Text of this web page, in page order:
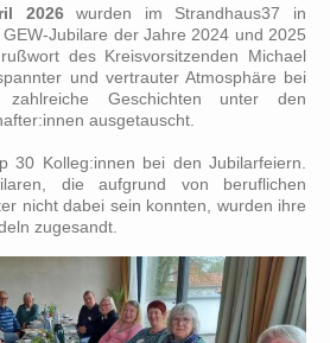
2026wurden im Strandhaus37 in
Jubilare der Jahre 2024 und 2025
des Kreisvorsitzenden Michael
und vertrauter Atmosphäre bei
Geschichten unter den
ausgetauscht.
30 Kolleg:innen bei den Jubilarfeiern.
die aufgrund von beruflichen
nicht dabei sein konnten, wurden ihre
zugesandt.